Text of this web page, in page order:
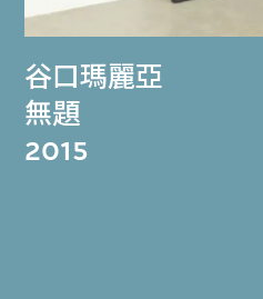
谷口瑪麗亞
無題
2015